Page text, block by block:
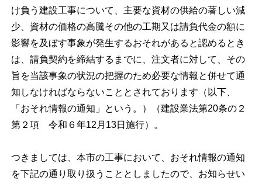
け負う建設工事について、主要な資材の供給の著しい減
少、資材の価格の高騰その他の工期又は請負代金の額に
影響を及ぼす事象が発生するおそれがあると認めるとき
は、請負契約を締結するまでに、注文者に対して、その
旨を当該事象の状況の把握のため必要な情報と併せて通
知しなければならないこととされております（以下、
「おそれ情報の通知」という。）（建設業法第20条の２
第２項 令和６年12月13日施行）。
つきましては、本市の工事において、おそれ情報の通知
を下記の通り取り扱うこととしましたので、お知らせい